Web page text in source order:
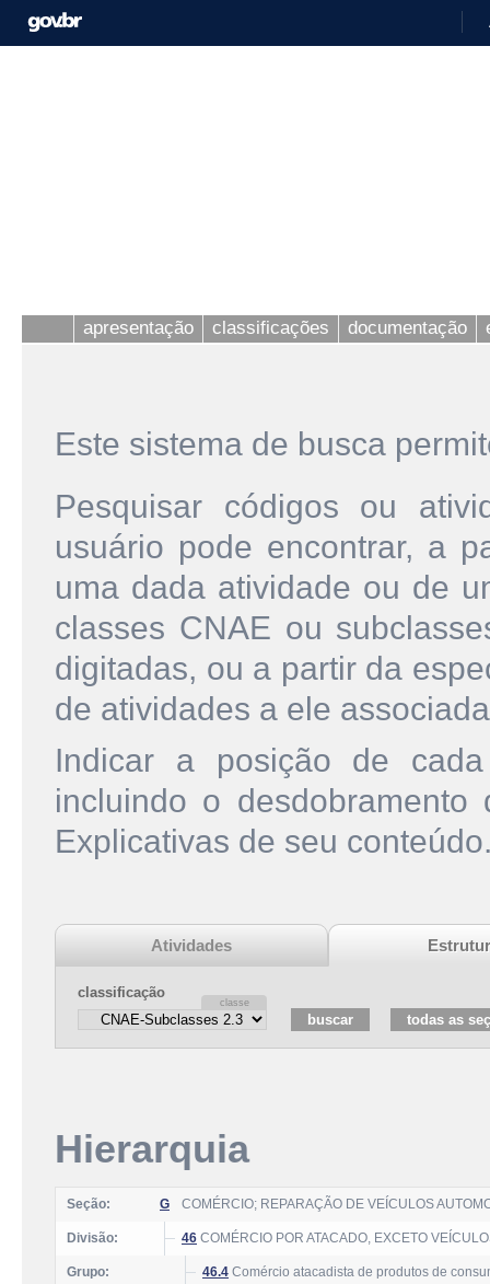
apresentação classificações documentação
Este sistema de busca
Pesquisar códigos ou
usuário pode encontrar, a
uma dada atividade ou de
classes CNAE ou
digitadas, ou a partir da
de atividades a ele
Indicar a posição de
incluindo o
Explicativas de seu
Atividades
classificação
Hierarquia
Seção: G COMÉRCIO; REPARAÇÃO DE VEÍCULOS
Divisão: 46 COMÉRCIO POR ATACADO, EXCETO
Grupo: 46.4 Comércio atacadista de produtos de